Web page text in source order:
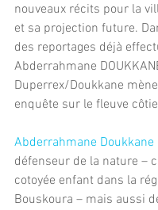
nouveaux récits pour la
et sa projection future.
des reportages déjà
Abderrahmane
Duperrex/Doukkane
enquête sur le fleuve
Abderrahmane Doukkane
défenseur de la nature –
cotoyée enfant dans la
Bouskoura – mais aussi